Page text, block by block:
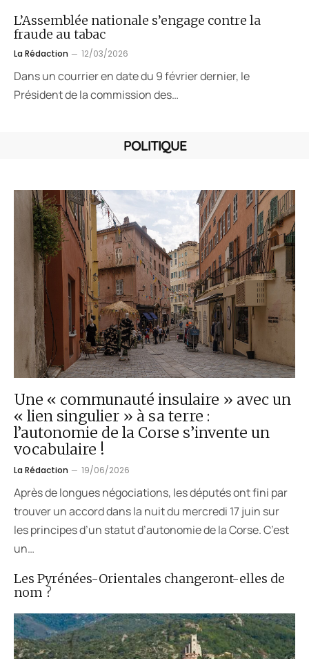
L’Assemblée nationale s’engage contre la
fraude au tabac
La Rédaction 12/03/2026
Dans un courrier en date du 9 février dernier, le
Président de la commission des…
POLITIQUE
Les Pyrénées-Orientales changeront-elles de
nom ?
Une « communauté insulaire » avec un
« lien singulier » à sa terre :
l’autonomie de la Corse s’invente un
vocabulaire !
La Rédaction 19/06/2026
Après de longues négociations, les députés ont fini par
trouver un accord dans la nuit du mercredi 17 juin sur
les principes d’un statut d’autonomie de la Corse. C’est
un…